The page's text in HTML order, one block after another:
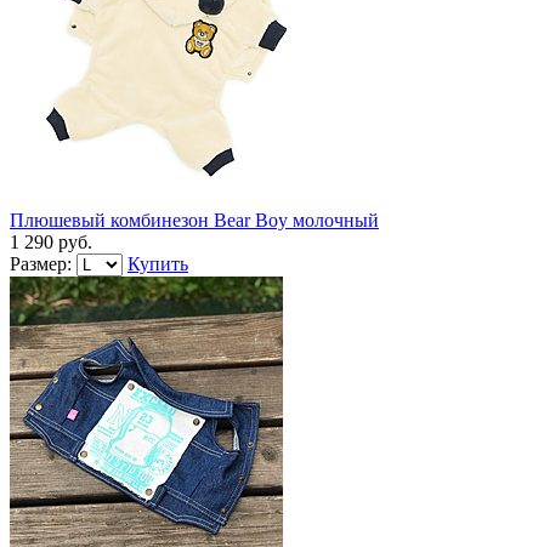
Плюшевый комбинезон Bear Boy молочный
1 290 руб.
Размер:
Купить